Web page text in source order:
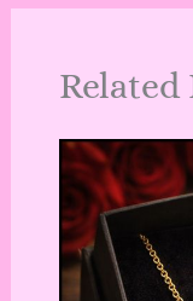
Related